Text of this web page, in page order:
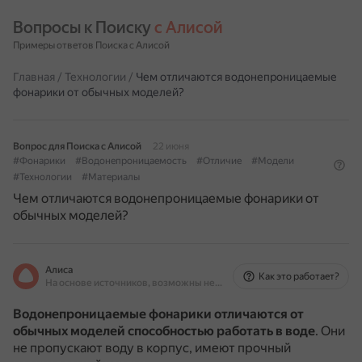
Вопросы к Поиску с Алисой
Примеры ответов Поиска с Алисой
Главная / Технологии / Чем отличаются водонепроницаемые
фонарики от обычных моделей?
Вопрос для Поиска с Алисой
22 июня
#Фонарики
#Водонепроницаемость #Отличие
#Модели
#Технологии
#Материалы
Чем отличаются водонепроницаемые фонарики от
обычных моделей?
Алиса
На основе источников, возможны неточности
Как это работает?
Водонепроницаемые фонарики отличаются от
обычных моделей способностью работать в воде. Они
не пропускают воду в корпус, имеют прочный